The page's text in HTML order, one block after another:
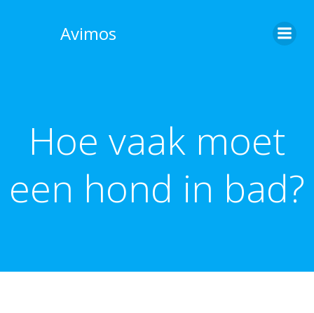
Avimos
Hoe vaak moet
een hond in bad?